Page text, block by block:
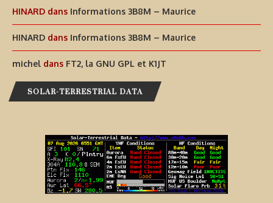
HINARD dans Informations 3B8M – Maurice
HINARD dans Informations 3B8M – Maurice
michel dans FT2, la GNU GPL et K1JT
SOLAR-TERRESTRIAL DATA